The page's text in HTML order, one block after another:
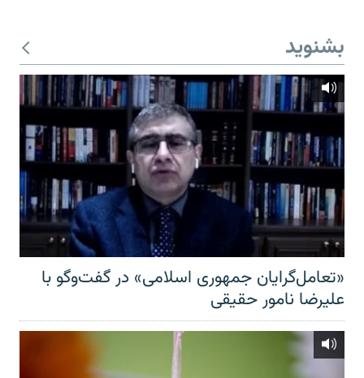
بشنوید
«تعامل‌گرایان جمهوری اسلامی» در گفت‌وگو با
علیرضا نامور حقیقی